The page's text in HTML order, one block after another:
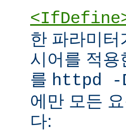
한 파라미
시어를 적용
를 httpd -
에만 모든
다: